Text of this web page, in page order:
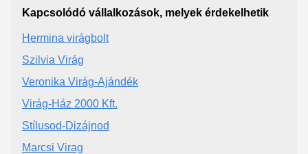
Kapcsolódó vállalkozások, melyek érdekelhetik
Hermina virágbolt
Szilvia Virág
Veronika Virág-Ajándék
Virág-Ház 2000 Kft.
Stílusod-Dizájnod
Marcsi Virag